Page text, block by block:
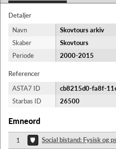
Detaljer
Navn
Skovtours arkiv
Skaber
Skovtours
Periode
2000-​2015
Referencer
ASTA7 ID
cb8215d0-fa8f-
Starbas ID
26500
Emneord
1 Social bistand: Fysisk og